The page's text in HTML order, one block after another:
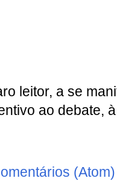
leitor, a se
ao debate,
(Atom)